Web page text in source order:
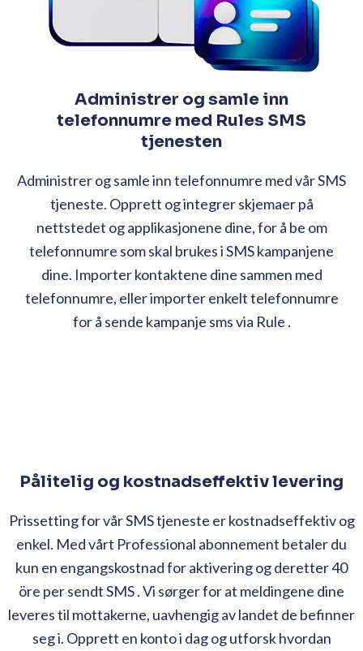
Administrer og samle inn
telefonnumre med Rules SMS
tjenesten
Administrer og samle inn telefonnumre med vår SMS
tjeneste. Opprett og integrer skjemaer på
nettstedet og applikasjonene dine, for å be om
telefonnumre som skal brukes i SMS kampanjene
dine. Importer kontaktene dine sammen med
telefonnumre, eller importer enkelt telefonnumre
for å sende kampanje smsvia Rule .
Pålitelig og kostnadseffektiv levering
Prissetting for vår SMS tjeneste er kostnadseffektiv og
enkel. Med vårt Professional abonnement betaler du
kun en engangskostnad for aktivering og deretter 40
öre per sendt SMS . Vi sørger for at meldingene dine
leveres til mottakerne, uavhengig av landet de befinner
seg i. Opprett en konto i dag og utforsk hvordan